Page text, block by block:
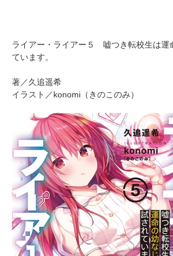
ライアー・ライアー５ 嘘つき転校生は運
ています。
著／久追遥希
イラスト／konomi（きのこのみ）